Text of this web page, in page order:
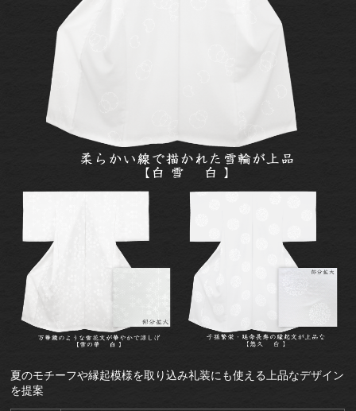
夏のモチーフや縁起模様を取り込み礼装にも使える上品なデザイン
を提案